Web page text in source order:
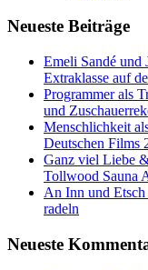
Neueste Beiträge
Emeli Sandé und
Extraklasse auf
Programmer als
und
Menschlichkeit
Deutschen Films
Ganz viel Liebe
Tollwood Sauna
An Inn und Etsch
radeln
Neueste